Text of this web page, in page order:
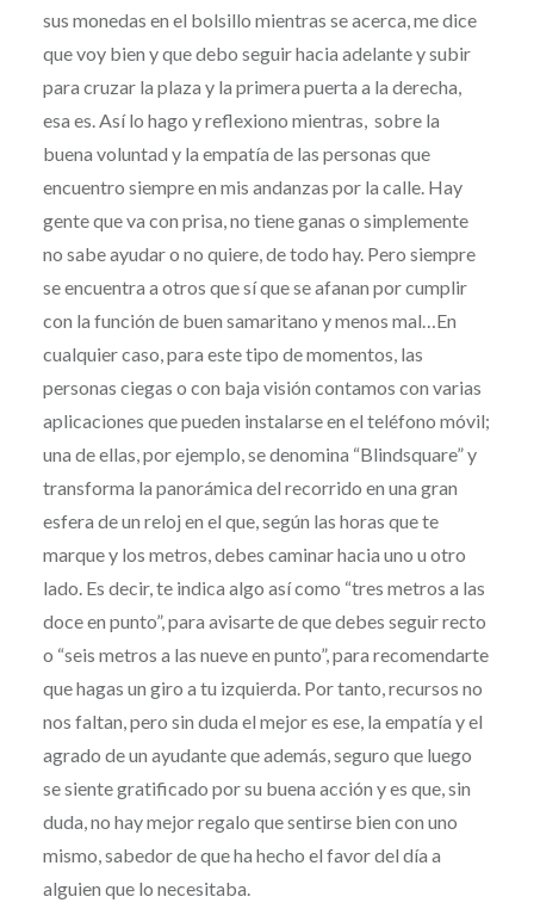
sus monedas en el bolsillo mientras se acerca, me dice
que voy bien y que debo seguir hacia adelante y subir
para cruzar la plaza y la primera puerta a la derecha,
esa es. Así lo hago y reflexiono mientras, sobre la
buena voluntad y la empatía de las personas que
encuentro siempre en mis andanzas por la calle. Hay
gente que va con prisa, no tiene ganas o simplemente
no sabe ayudar o no quiere, de todo hay. Pero siempre
se encuentra a otros que sí que se afanan por cumplir
con la función de buen samaritano y menos mal…En
cualquier caso, para este tipo de momentos, las
personas ciegas o con baja visión contamos con varias
aplicaciones que pueden instalarse en el teléfono móvil;
una de ellas, por ejemplo, se denomina “Blindsquare” y
transforma la panorámica del recorrido en una gran
esfera de un reloj en el que, según las horas que te
marque y los metros, debes caminar hacia uno u otro
lado. Es decir, te indica algo así como “tres metros a las
doce en punto”, para avisarte de que debes seguir recto
o “seis metros a las nueve en punto”, para recomendarte
que hagas un giro a tu izquierda. Por tanto, recursos no
nos faltan, pero sin duda el mejor es ese, la empatía y el
agrado de un ayudante que además, seguro que luego
se siente gratificado por su buena acción y es que, sin
duda, no hay mejor regalo que sentirse bien con uno
mismo, sabedor de que ha hecho el favor del día a
alguien que lo necesitaba.